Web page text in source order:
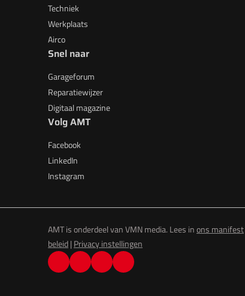
Techniek
Werkplaats
Airco
Snel naar
Garageforum
Reparatiewijzer
Digitaal magazine
Volg AMT
Facebook
LinkedIn
Instagram
AMT is onderdeel van VMN media. Lees inons manifest
beleid| Privacy instellingen